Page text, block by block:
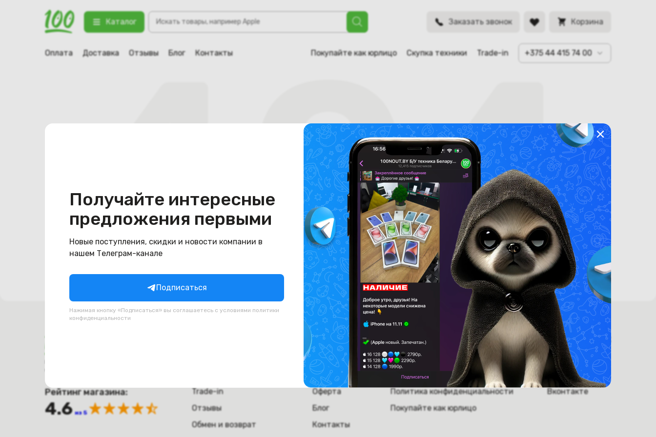
Каталог
товаров
Заказать звонок Корзина
Оплата Доставка Отзывы Блог Контакты Покупайте как юрлицо Скупка техники Trade-in +375 44 415 74 00
Получайте интересные
предложения первыми
Новые поступления, скидки и новости компании в
нашем Телеграм-канале
Подписаться
Нажимая кнопку «Подписаться» вы соглашаетесь с условиями политики
конфиденциальности
Страница не найдена
Попробуйте вернуться назад или поищите что-нибудь другое.
На главную
Рейтинг магазина:
4.6 из 5
Trade-in
Отзывы
Обмен и возврат
Компания
О компании
Вакансии
Оферта
Блог
Контакты
Полезная информация
Скупка техники
Сервисное обслуживание
Политика конфиденциальности
Покупайте как юрлицо
Мы в соцсетях
Инстаграм
Телеграм
Вконтакте